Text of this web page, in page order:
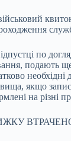
по
подають ще
необхідні
якщо
на різні